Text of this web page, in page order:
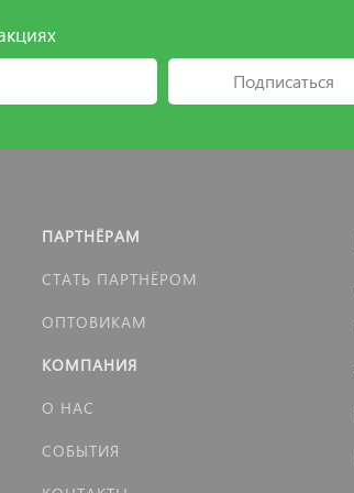
Подписаться
ПАРТНЁРАМ
СТАТЬ ПАРТНЁРОМ
ОПТОВИКАМ
КОМПАНИЯ
О НАС
СОБЫТИЯ